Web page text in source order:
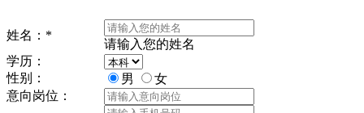
姓名： *
请输入您的姓名
学历：
性别：
男
女
意向岗位：